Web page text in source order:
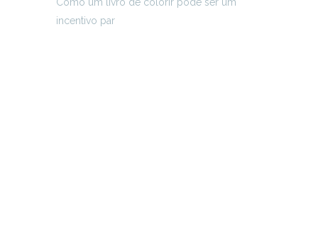
incentivo par